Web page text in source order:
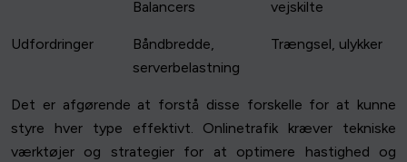
Balancers
vejskilte
Udfordringer
Båndbredde,
serverbelastning
Trængsel, ulykker
Det er afgørende at forstå disse forskelle for at kunne
styre hver type effektivt. Onlinetrafik kræver tekniske
værktøjer og strategier for at optimere hastighed og